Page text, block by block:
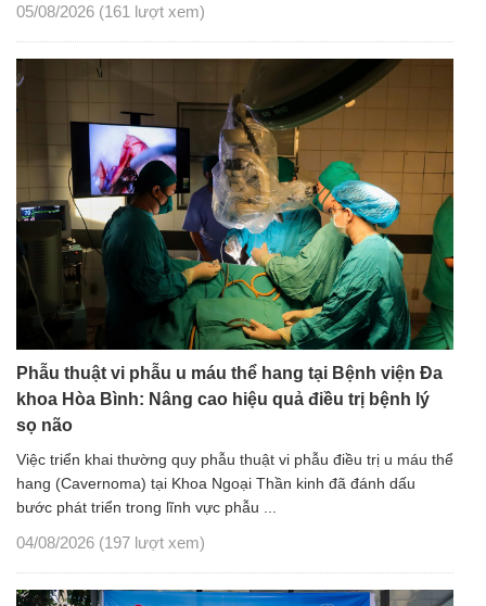
05/08/2026 (161 lượt xem)
Phẫu thuật vi phẫu u máu thể hang tại Bệnh viện Đa
khoa Hòa Bình: Nâng cao hiệu quả điều trị bệnh lý
sọ não
Việc triển khai thường quy phẫu thuật vi phẫu điều trị u máu thể
hang (Cavernoma) tại Khoa Ngoại Thần kinh đã đánh dấu
bước phát triển trong lĩnh vực phẫu ...
04/08/2026 (197 lượt xem)